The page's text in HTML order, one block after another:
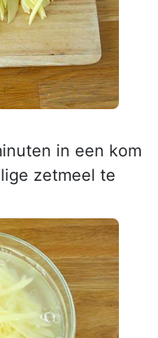
in een kom
zetmeel te